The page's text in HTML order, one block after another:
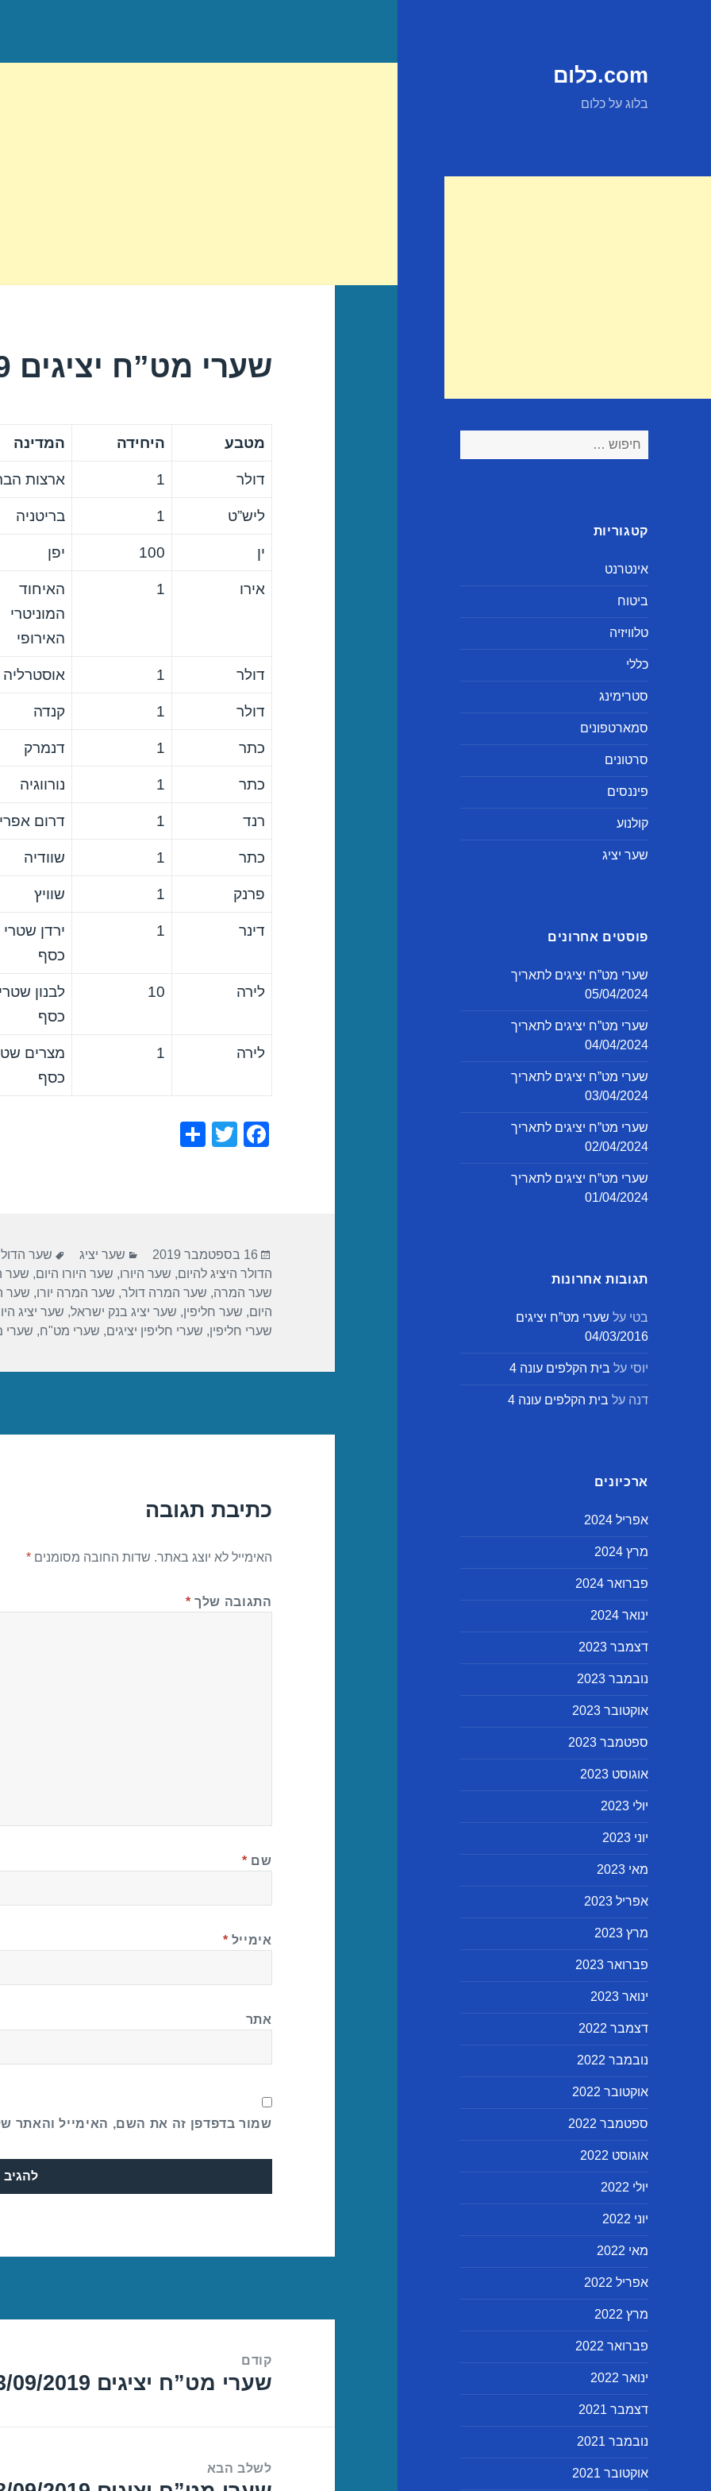
com.כלום
בלוג על כלום
חיפוש:
קטגוריות
אינטרנט
ביטוח
טלוויזיה
כללי
סטרימינג
סמארטפונים
סרטונים
פיננסים
קולנוע
שער יציג
פוסטים אחרונים
שערי מט”ח יציגים לתאריך
05/04/2024
שערי מט”ח יציגים לתאריך
04/04/2024
שערי מט”ח יציגים לתאריך
03/04/2024
שערי מט”ח יציגים לתאריך
02/04/2024
שערי מט”ח יציגים לתאריך
01/04/2024
תגובות אחרונות
בטי על שערי מט”ח יציגים
04/03/2016
יוסי על בית הקלפים עונה 4
דנה על בית הקלפים עונה 4
ארכיונים
אפריל 2024
מרץ 2024
פברואר 2024
ינואר 2024
דצמבר 2023
נובמבר 2023
אוקטובר 2023
ספטמבר 2023
אוגוסט 2023
יולי 2023
יוני 2023
מאי 2023
אפריל 2023
מרץ 2023
פברואר 2023
ינואר 2023
דצמבר 2022
נובמבר 2022
אוקטובר 2022
ספטמבר 2022
אוגוסט 2022
יולי 2022
יוני 2022
מאי 2022
אפריל 2022
מרץ 2022
פברואר 2022
ינואר 2022
דצמבר 2021
נובמבר 2021
אוקטובר 2021
שערי מט”ח יציגים 16/09/2019
מטבע היחידה המדינה
דולר 1 ארצות
ליש”ט 1 בריטניה
ין 100 יפן
אירו 1
האיחוד
המוניטרי
האירופי
דולר 1 אוסטרליה
דולר 1 קנדה
כתר 1 דנמרק
כתר 1 נורווגיה
רנד 1 דרום
כתר 1 שוודיה
פרנק 1 שוויץ
דינר 1
ירדן שטרי
כסף
לירה 10
לבנון
כסף
לירה 1
מצרים
כסף
F
o
o
k
T
פורסם
בתאריך
16 בספטמבר 2019 קטגוריות
שער יציג תגיות
שער
הדולר היציג להיום, שער היורו, שער היורו היום, שער
שער המרה, שער המרה דולר, שער המרה יורו, שער
היום, שער חליפין, שער יציג בנק ישראל, שער יציג
שערי חליפין, שערי חליפין יציגים, שערי מט"ח, שערי
כתיבת תגובה
האימייל לא יוצג באתר. שדות החובה מסומנים*
התגובה שלך *
שם *
אימייל *
אתר
שמור בדפדפן זה את השם, האימייל והאתר
קודם
הפוסט
שערי מט”ח יציגים 13/09/2019
לשלב הבא